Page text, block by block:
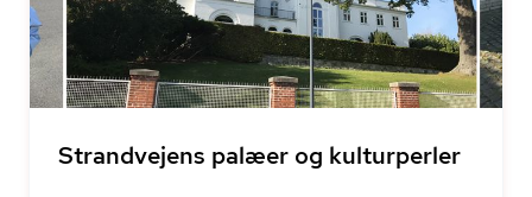
Strandvejens palæer og kulturperler